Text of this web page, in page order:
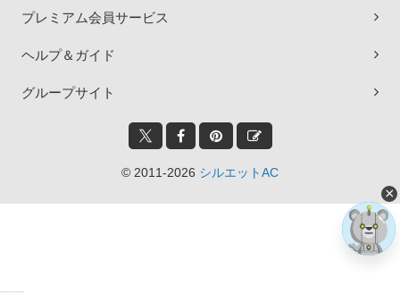
プレミアム会員サービス
ヘルプ＆ガイド
グループサイト
© 2011-2026 シルエットAC
×